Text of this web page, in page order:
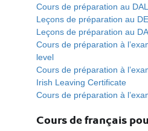
Cours de préparation au
Leçons de préparation au
Leçons de préparation au
Cours de préparation à
level
Cours de préparation à
Irish Leaving Certificate
Cours de préparation à
Cours de français